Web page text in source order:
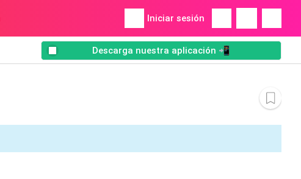
Iniciar sesión
Descarga nuestra aplicación 📲